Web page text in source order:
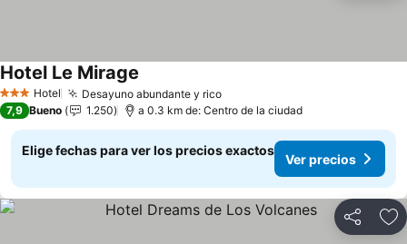
3 Estrellas
Hotel Desayuno abundante y ricoVer precios
Hotel Le Mirage
7,9 Bueno 1.250 a 0.3 km de: Centro de la ciudad
Elige fechas para ver los precios exactos
Ver precios
Compartir